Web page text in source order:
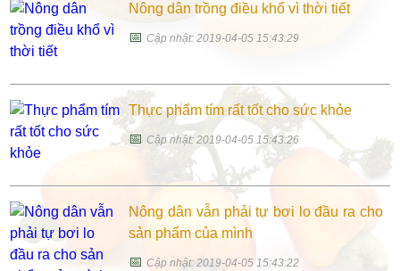
Nông dân trồng điều khổ vì thời tiết
📅Cập nhật: 2019-04-05 15:43:29
Thực phẩm tím rất tốt cho sức khỏe
📅Cập nhật: 2019-04-05 15:43:26
Nông dân vẫn phải tự bơi lo đầu ra cho
sản phẩm của mình
📅Cập nhật: 2019-04-05 15:43:22